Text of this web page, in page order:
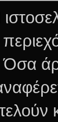
Όσα